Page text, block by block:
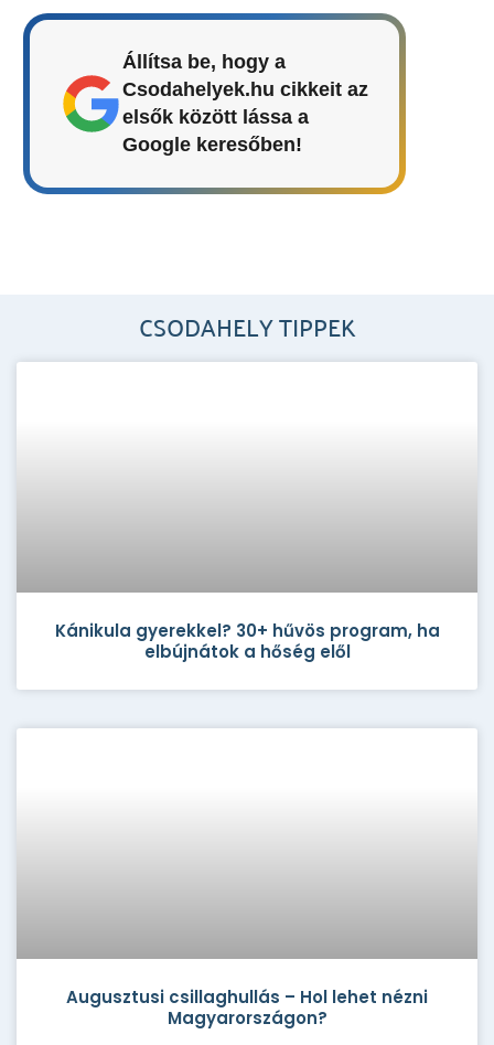
Állítsa be, hogy a
Csodahelyek.hu cikkeit az
elsők között lássa a
Google keresőben!
CSODAHELY TIPPEK
Kánikula gyerekkel? 30+ hűvös program, ha
elbújnátok a hőség elől
Augusztusi csillaghullás – Hol lehet nézni
Magyarországon?